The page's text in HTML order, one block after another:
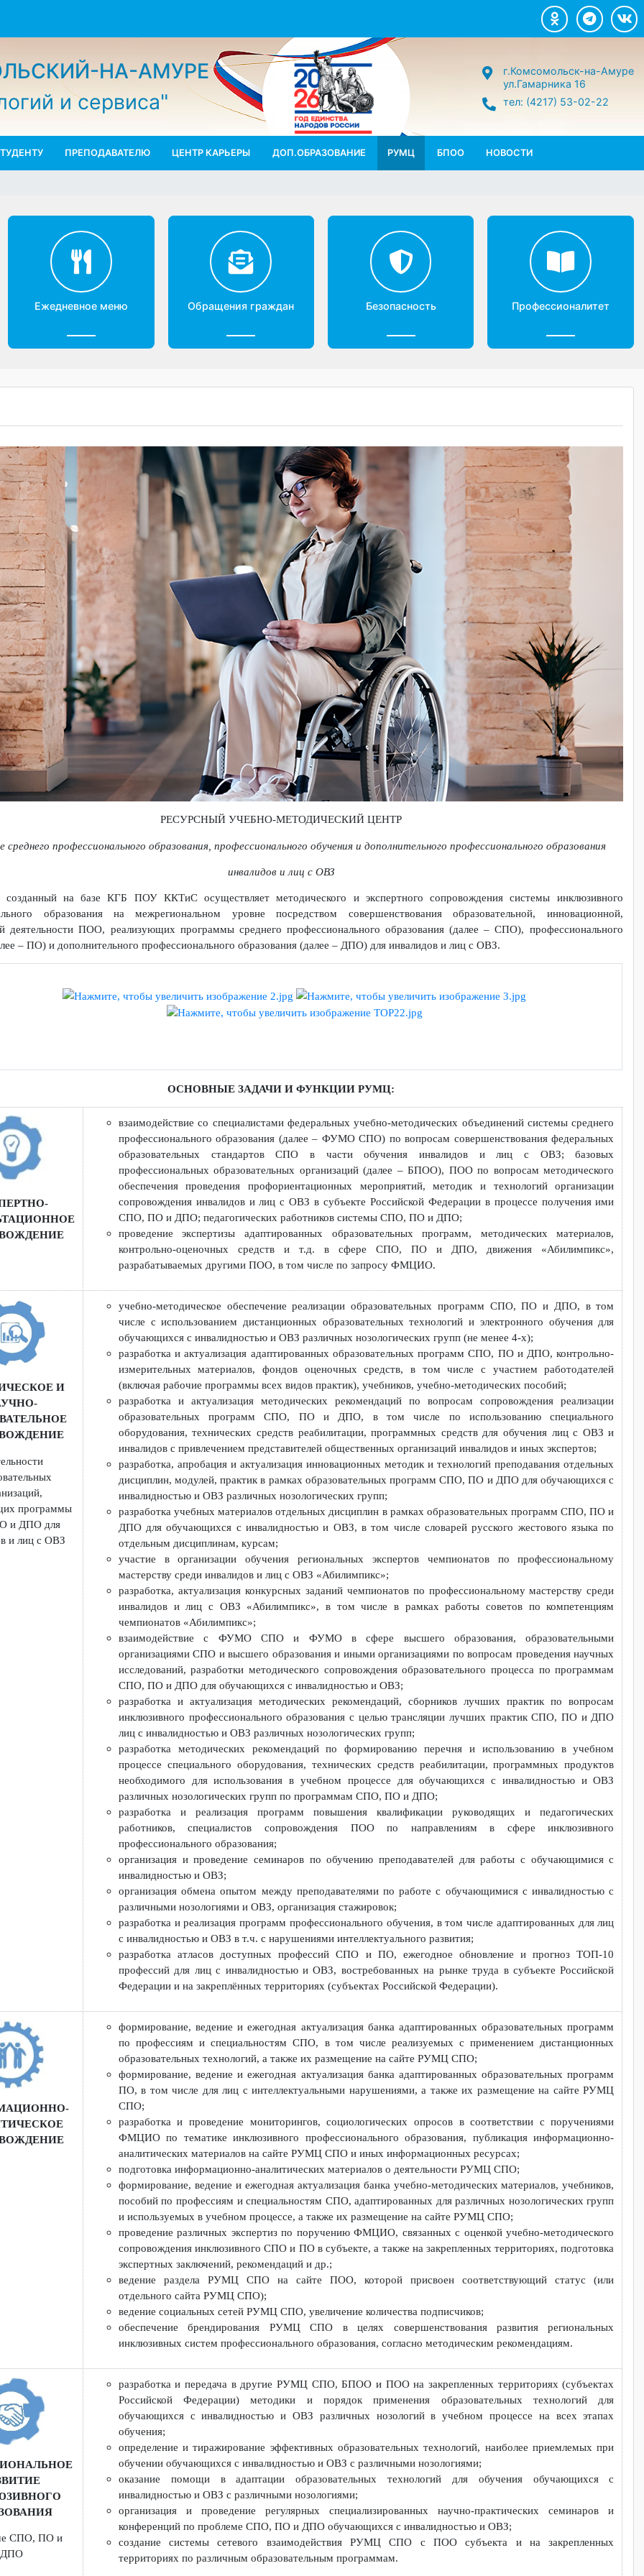
НА-АМУРЕ
и сервиса"
г.Комсомольск-
ул.Гамарника 16
тел: (4217) 53-
СТУДЕНТУ ПРЕПОДАВАТЕЛЮ ЦЕНТР КАРЬЕРЫ
инвалидов и лиц с ОВЗ
созданный на базе КГБ ПОУ ККТиС осуществляет методического и экспертного сопровождения системы
образования на межрегиональном уровне посредством совершенствования образовательной,
(далее – ПО) и дополнительного профессионального образования (далее – ДПО) для инвалидов и лиц с ОВЗ.
ОСНОВНЫЕ ЗАДАЧИ И ФУНКЦИИ РУМЦ:
взаимодействие со специалистами федеральных учебно-методических объединений системы
профессионального образования (далее – ФУМО СПО) по вопросам совершенствования
образовательных стандартов СПО в части обучения инвалидов и лиц с ОВЗ;
профессиональных образовательных организаций (далее – БПОО), ПОО по вопросам
обеспечения проведения профориентационных мероприятий, методик и технологий
сопровождения инвалидов и лиц с ОВЗ в субъекте Российской Федерации в процессе
проведение экспертизы адаптированных образовательных программ, методических
контрольно-оценочных средств и т.д. в сфере СПО, ПО и ДПО, движения
разрабатываемых другими ПОО, в том числе по запросу ФМЦИО.
И
НАУЧНО-
программы
и лиц с ОВЗ
учебно-методическое обеспечение реализации образовательных программ СПО, ПО и ДПО, в
числе с использованием дистанционных образовательных технологий и электронного
обучающихся с инвалидностью и ОВЗ различных нозологических групп (не менее 4-х);
разработка и актуализация адаптированных образовательных программ СПО, ПО и ДПО,
измерительных материалов, фондов оценочных средств, в том числе с участием
(включая рабочие программы всех видов практик), учебников, учебно-методических пособий;
разработка и актуализация методических рекомендаций по вопросам сопровождения
образовательных программ СПО, ПО и ДПО, в том числе по использованию
оборудования, технических средств реабилитации, программных средств для обучения лиц с
инвалидов с привлечением представителей общественных организаций инвалидов и иных
разработка, апробация и актуализация инновационных методик и технологий преподавания
дисциплин, модулей, практик в рамках образовательных программ СПО, ПО и ДПО для
инвалидностью и ОВЗ различных нозологических групп;
разработка учебных материалов отдельных дисциплин в рамках образовательных программ СПО,
ДПО для обучающихся с инвалидностью и ОВЗ, в том числе словарей русского жестового
отдельным дисциплинам, курсам;
участие в организации обучения региональных экспертов чемпионатов по
мастерству среди инвалидов и лиц с ОВЗ «Абилимпикс»;
разработка, актуализация конкурсных заданий чемпионатов по профессиональному мастерству
инвалидов и лиц с ОВЗ «Абилимпикс», в том числе в рамках работы советов по
чемпионатов «Абилимпикс»;
взаимодействие с ФУМО СПО и ФУМО в сфере высшего образования,
организациями СПО и высшего образования и иными организациями по вопросам проведения
исследований, разработки методического сопровождения образовательного процесса по
СПО, ПО и ДПО для обучающихся с инвалидностью и ОВЗ;
разработка и актуализация методических рекомендаций, сборников лучших практик по
инклюзивного профессионального образования с целью трансляции лучших практик СПО, ПО
лиц с инвалидностью и ОВЗ различных нозологических групп;
разработка методических рекомендаций по формированию перечня и использованию в
процессе специального оборудования, технических средств реабилитации, программных
необходимого для использования в учебном процессе для обучающихся с инвалидностью и
различных нозологических групп по программам СПО, ПО и ДПО;
разработка и реализация программ повышения квалификации руководящих и
работников, специалистов сопровождения ПОО по направлениям в сфере
профессионального образования;
организация и проведение семинаров по обучению преподавателей для работы с
инвалидностью и ОВЗ;
организация обмена опытом между преподавателями по работе с обучающимися с
разработка и реализация программ профессионального обучения, в том числе адаптированных
с инвалидностью и ОВЗ в т.ч. с нарушениями интеллектуального развития;
разработка атласов доступных профессий СПО и ПО, ежегодное обновление и прогноз
профессий для лиц с инвалидностью и ОВЗ, востребованных на рынке труда в субъекте
Федерации и на закреплённых территориях (субъектах Российской Федерации).
формирование, ведение и ежегодная актуализация банка адаптированных образовательных
по профессиям и специальностям СПО, в том числе реализуемых с применением
образовательных технологий, а также их размещение на сайте РУМЦ СПО;
формирование, ведение и ежегодная актуализация банка адаптированных образовательных
ПО, в том числе для лиц с интеллектуальными нарушениями, а также их размещение на сайте
СПО;
разработка и проведение мониторингов, социологических опросов в соответствии с
ФМЦИО по тематике инклюзивного профессионального образования, публикация
аналитических материалов на сайте РУМЦ СПО и иных информационных ресурсах;
подготовка информационно-аналитических материалов о деятельности РУМЦ СПО;
формирование, ведение и ежегодная актуализация банка учебно-методических материалов,
пособий по профессиям и специальностям СПО, адаптированных для различных нозологических
и используемых в учебном процессе, а также их размещение на сайте РУМЦ СПО;
проведение различных экспертиз по поручению ФМЦИО, связанных с оценкой учебно-
сопровождения инклюзивного СПО и ПО в субъекте, а также на закрепленных территориях,
экспертных заключений, рекомендаций и др.;
ведение раздела РУМЦ СПО на сайте ПОО, которой присвоен соответствующий статус
отдельного сайта РУМЦ СПО);
ведение социальных сетей РУМЦ СПО, увеличение количества подписчиков;
обеспечение брендирования РУМЦ СПО в целях совершенствования развития
инклюзивных систем профессионального образования, согласно методическим рекомендациям.
разработка и передача в другие РУМЦ СПО, БПОО и ПОО на закрепленных территориях
Российской Федерации) методики и порядок применения образовательных технологий
обучающихся с инвалидностью и ОВЗ различных нозологий в учебном процессе на всех
обучения;